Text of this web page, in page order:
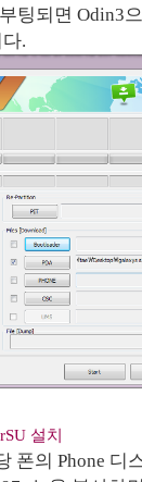
팅되면 Odin3
.
설치
폰의 Phone 디